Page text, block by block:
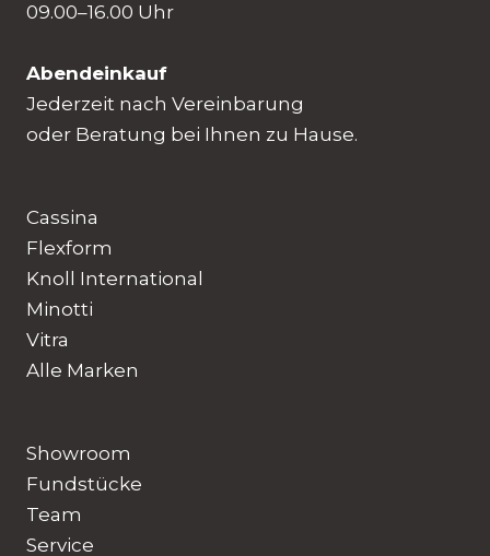
09.00–16.00 Uhr
Abendeinkauf
Jederzeit nach Vereinbarung
oder Beratung bei Ihnen zu Hause.
Cassina
Flexform
Knoll International
Minotti
Vitra
Alle Marken
Showroom
Fundstücke
Team
Service